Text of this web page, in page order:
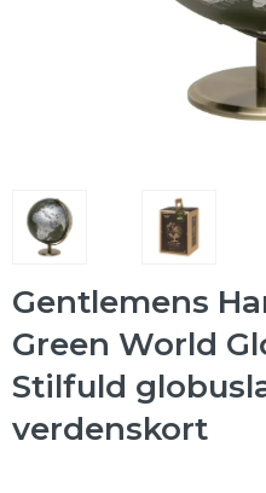
Gentlemens
Green World
Stilfuld
verdenskort